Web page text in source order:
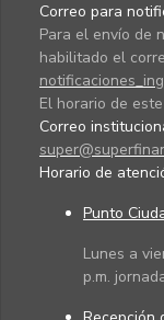
Correo para
Para el envío de
habilitado el
El horario de
Correo
Horario de
Punto
Lunes a
p.m.